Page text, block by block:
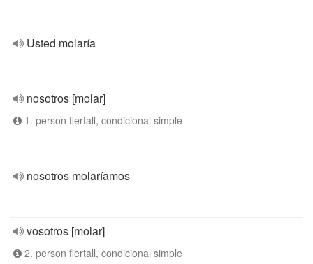
Usted molaría
nosotros [molar]
1. person flertall, condicional simple
nosotros molaríamos
vosotros [molar]
2. person flertall, condicional simple